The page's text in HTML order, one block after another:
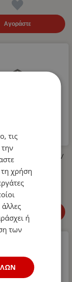
Αγοράστε
Τριπλό 12V / 24V
110mm x 30mm
4.99 €
Αγοράστε
τις
χρήση
ή
των